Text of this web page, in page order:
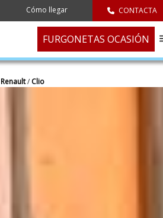
Cómo llegar CONTACTA
FURGONETAS OCASIÓN
Renault/ Clio